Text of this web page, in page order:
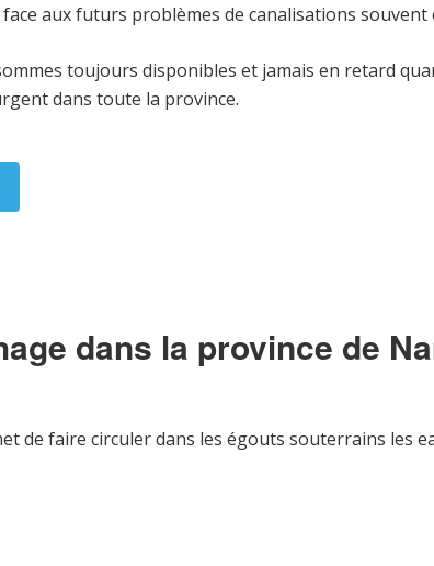
aux futurs problèmes de canalisations souvent
toujours disponibles et jamais en retard
dans toute la province.
dans la province de
de faire circuler dans les égouts souterrains les